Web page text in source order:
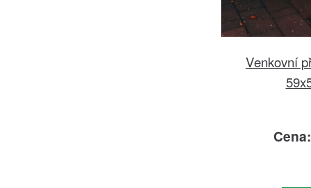
Venkovní